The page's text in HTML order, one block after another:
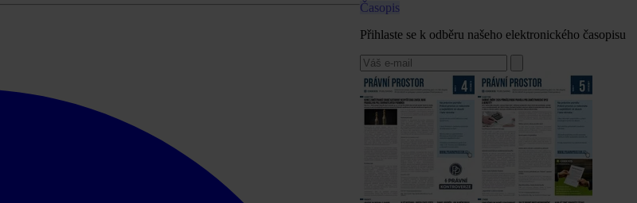
Časopis
Přihlaste se k odběru našeho elektronického časopisu